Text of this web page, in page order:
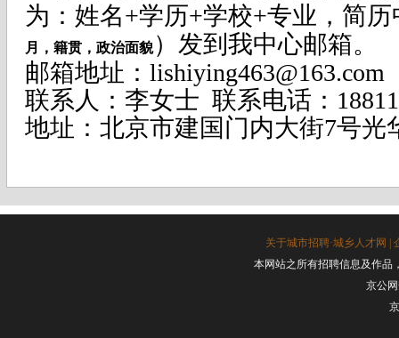
为：姓名+学历+学校+专业，简历
月，籍贯，政治面貌）发到我中心邮箱。
邮箱地址： lishiying463@163.com
联系人：李女士 联系电话：
地址：北京市建国门内大街7号光
关于城市招聘·城乡人才网
本网站之所有招聘信息及作品
京公网